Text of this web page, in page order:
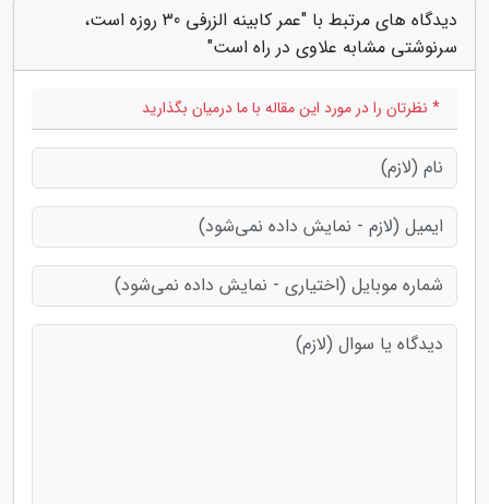
دیدگاه های مرتبط با "عمر کابینه الزرفی 30 روزه است،
سرنوشتی مشابه علاوی در راه است"
* نظرتان را در مورد این مقاله با ما درمیان بگذارید